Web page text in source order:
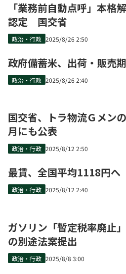
「業務前自動点呼」本格
認定 国交省
政治・行政 2025/8/26 2:50
政府備蓄米、出荷・販売
政治・行政 2025/8/26 2:40
国交省、トラ物流Ｇメン
月にも公表
政治・行政 2025/8/12 2:50
最賃、全国平均1118円へ
政治・行政 2025/8/12 2:40
ガソリン「暫定税率廃止
の別途法案提出
政治・行政 2025/8/8 3:00